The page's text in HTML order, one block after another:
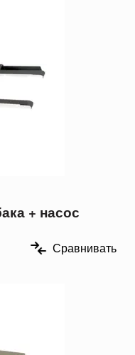
+ насос
Сравнивать